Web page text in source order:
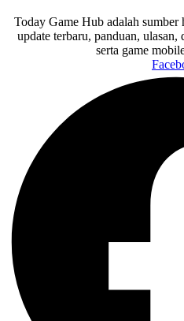
Today Game Hub adalah
update terbaru, panduan,
serta game